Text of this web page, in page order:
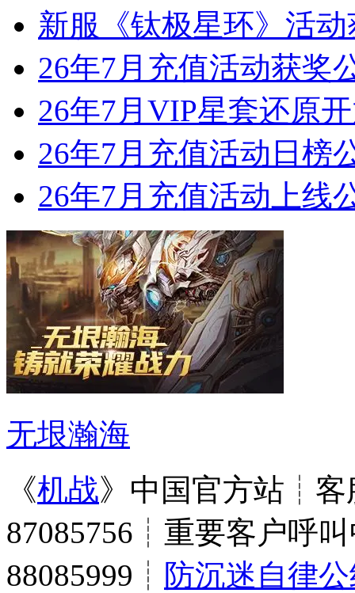
新服《钛极星环》活
26年7月充值活动获奖
26年7月VIP星套还原
26年7月充值活动日榜
26年7月充值活动上线
无垠瀚海
《机战》中国官方站┊客
87085756┊重要客户呼
88085999┊ 防沉迷自律